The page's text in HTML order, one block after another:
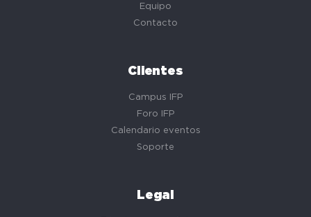
Equipo
Contacto
Clientes
Campus IFP
Foro IFP
Calendario eventos
Soporte
Legal